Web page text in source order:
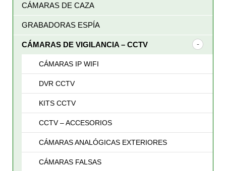
CÁMARAS DE CAZA
GRABADORAS ESPÍA
CÁMARAS DE VIGILANCIA – CCTV
CÁMARAS IP WIFI
DVR CCTV
KITS CCTV
CCTV – ACCESORIOS
CÁMARAS ANALÓGICAS EXTERIORES
CÁMARAS FALSAS